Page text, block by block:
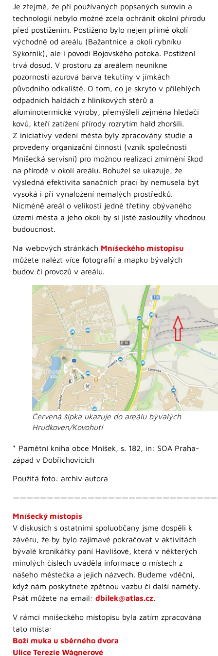
Je zřejmé, že při používaných popsaných surovin a
technologií nebylo možné zcela ochránit okolní přírodu
před postižením. Postiženo bylo nejen přímé okolí
východně od areálu (Bažantnice a okolí rybníku
Sýkorník), ale i povodí Bojovského potoka. Postižení
trvá dosud. V prostoru za areálem neunikne
pozornosti azurová barva tekutiny v jímkách
původního odkaliště. O tom, co je skryto v přilehlých
odpadních haldách z hliníkových stěrů a
aluminotermické výroby, přemýšleli zejména hledači
kovů, kteří zatížení přírody rozrytím hald zhoršili.
Z iniciativy vedení města byly zpracovány studie a
provedeny organizační činnosti (vznik společnosti
Mníšecká servisní) pro možnou realizaci zmírnění škod
na přírodě v okolí areálu. Bohužel se ukazuje, že
výsledná efektivita sanačních prací by nemusela být
vysoká i při vynaložení nemalých prostředků.
Nicméně areál o velikosti jedné třetiny obývaného
území města a jeho okolí by si jistě zasloužily vhodnou
budoucnost.
Na webových stránkách Mníšeckého místopisu
můžete nalézt více fotografií a mapku bývalých
budov či provozů v areálu.
Červená šipka ukazuje do areálu bývalých
Hrudkoven/Kovohutí
* Pamětní kniha obce Mníšek, s. 182, in: SOA Praha-
západ v Dobřichovicích
Použitá foto: archiv autora
Mníšecký místopis
V diskusích s ostatními spoluobčany jsme dospěli k
závěru, že by bylo zajímavé pokračovat v aktivitách
bývalé kronikářky paní Havlišové, která v některých
minulých číslech uváděla informace o místech z
našeho městečka a jejich názvech. Budeme vděční,
když nám poskytnete zpětnou vazbu či další náměty.
Psát můžete na email: dbilek@atlas.cz.
V rámci mníšeckého místopisu byla zatím zpracována
tato místa:
Boží muka u sběrného dvora
Ulice Terezie Wágnerové